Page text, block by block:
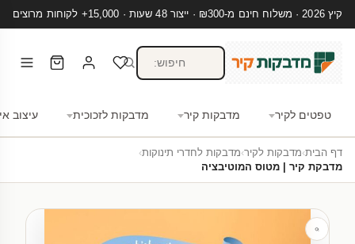
קיץ 2026 · משלוח חינם מ-₪300 · ייצור 48 שעות · 15,000+ לקוחות מרוצים
טפטים לקיר מדבקות קיר מדבקות לזכוכית עיצוב
דף הבית›מדבקות לקיר›מדבקות לחדרי תינוקות›
מדבקת קיר | מטוס המוטיבציה